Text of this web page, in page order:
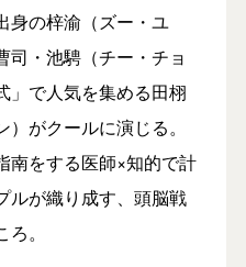
身の梓渝（ズー・ユ
司・池騁（チー・チョ
」で人気を集める田栩
がクールに演じる。
南をする医師×知的で計
ルが織り成す、頭脳戦
。